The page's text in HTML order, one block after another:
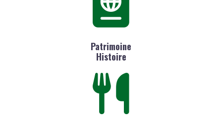
Patrimoine
Histoire